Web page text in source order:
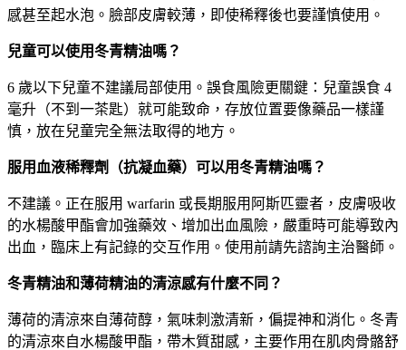
感甚至起水泡。臉部皮膚較薄，即使稀釋後也要謹慎使用。
兒童可以使用冬青精油嗎？
6 歲以下兒童不建議局部使用。誤食風險更關鍵：兒童誤食 4
毫升（不到一茶匙）就可能致命，存放位置要像藥品一樣謹
慎，放在兒童完全無法取得的地方。
服用血液稀釋劑（抗凝血藥）可以用冬青精油嗎？
不建議。正在服用 warfarin 或長期服用阿斯匹靈者，皮膚吸收
的水楊酸甲酯會加強藥效、增加出血風險，嚴重時可能導致內
出血，臨床上有記錄的交互作用。使用前請先諮詢主治醫師。
冬青精油和薄荷精油的清涼感有什麼不同？
薄荷的清涼來自薄荷醇，氣味刺激清新，偏提神和消化。冬青
的清涼來自水楊酸甲酯，帶木質甜感，主要作用在肌肉骨骼舒